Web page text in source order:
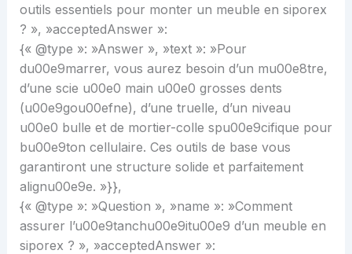
outils essentiels pour monter un meuble en siporex
? », »acceptedAnswer »:
{« @type »: »Answer », »text »: »Pour
du00e9marrer, vous aurez besoin d’un mu00e8tre,
d’une scie u00e0 main u00e0 grosses dents
(u00e9gou00efne), d’une truelle, d’un niveau
u00e0 bulle et de mortier-colle spu00e9cifique pour
bu00e9ton cellulaire. Ces outils de base vous
garantiront une structure solide et parfaitement
alignu00e9e. »}},
{« @type »: »Question », »name »: »Comment
assurer l’u00e9tanchu00e9itu00e9 d’un meuble en
siporex ? », »acceptedAnswer »: